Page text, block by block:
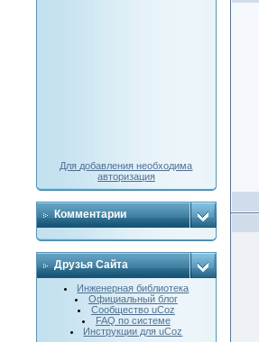
Для добавления необходима
авторизация
Комментарии
Друзья Сайта
Инженерная библиотека
Официальный блог
Сообщество uCoz
FAQ по системе
Инструкции для uCoz